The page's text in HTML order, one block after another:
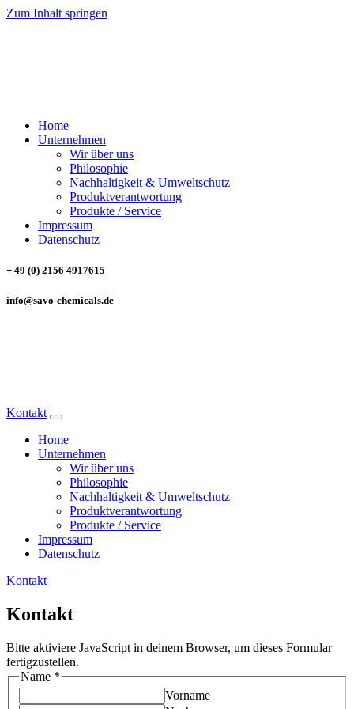
Zum Inhalt springen
Home
Unternehmen
Wir über uns
Philosophie
Nachhaltigkeit & Umweltschutz
Produktverantwortung
Produkte / Service
Impressum
Datenschutz
+ 49 (0) 2156 4917615
info@savo-chemicals.de
Kontakt
Home
Unternehmen
Wir über uns
Philosophie
Nachhaltigkeit & Umweltschutz
Produktverantwortung
Produkte / Service
Impressum
Datenschutz
Kontakt
Kontakt
Bitte aktiviere JavaScript in deinem Browser, um dieses Formular
fertigzustellen.
Name *
Vorname